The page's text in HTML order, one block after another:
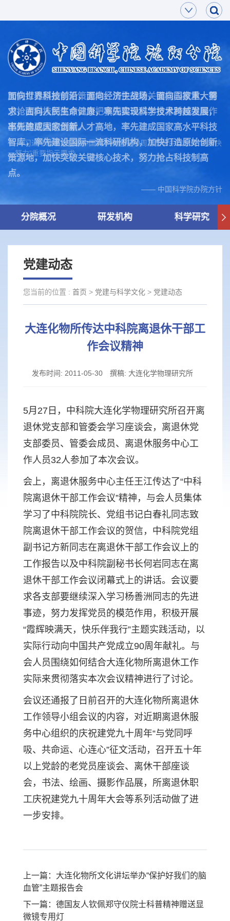
面向世界科技前沿，面向经济主战场，面向国家重大需
求，面向人民生命健康，率先实现科学技术跨越发展，
率先建成国家创新人才高地，率先建成国家高水平科技
智库，率先建设国际一流科研机构，加快打造原始创新
策源地，加快突破关键核心技术，努力抢占科技制高
点。
—— 中国科学院办院方针
加快打造原始创新策源地，加快突破关键核心技术，努
力抢占科技制高点，为把我国建设成为世界科技强国作
出新的更大的贡献。
—— 习近平总书记在致中国科学院建院70周年贺信中作出的“两加快
一努力”重要指示要求
分院概况 研发机构 科学研究
党建动态
您当前的位置 : 首页 > 党建与科学文化 > 党建动态
大连化物所传达中科院离退休干部工
作会议精神
发布时间: 2011-05-30 撰稿: 大连化学物理研究所
5月27日，中科院大连化学物理研究所召开离
退休党支部和管委会学习座谈会，离退休党
支部委员、管委会成员、离退休服务中心工
作人员32人参加了本次会议。
会上，离退休服务中心主任王江传达了“中科
院离退休干部工作会议”精神，与会人员集体
学习了中科院院长、党组书记白春礼同志致
院离退休干部工作会议的贺信，中科院党组
副书记方新同志在离退休干部工作会议上的
工作报告以及中科院副秘书长何岩同志在离
退休干部工作会议闭幕式上的讲话。会议要
求各支部要继续深入学习杨善洲同志的先进
事迹，努力发挥党员的模范作用，积极开展
“霞辉映满天，快乐伴我行”主题实践活动，以
实际行动向中国共产党成立90周年献礼。与
会人员围绕如何结合大连化物所离退休工作
实际来贯彻落实本次会议精神进行了讨论。
会议还通报了日前召开的大连化物所离退休
工作领导小组会议的内容，对近期离退休服
务中心组织的庆祝建党九十周年“与党同呼
吸、共命运、心连心”征文活动，召开五十年
以上党龄的老党员座谈会、离休干部座谈
会，书法、绘画、摄影作品展，所离退休职
工庆祝建党九十周年大会等系列活动做了进
一步安排。
上一篇：大连化物所文化讲坛举办“保护好我们的脑
血管”主题报告会
下一篇：德国友人钦佩郑守仪院士科普精神赠送显
微镜专用灯